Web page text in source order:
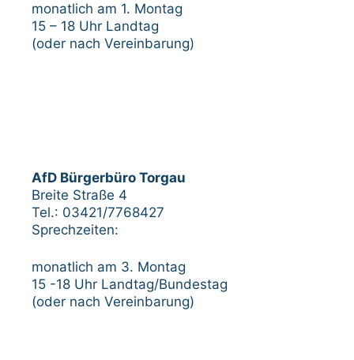
monatlich am 1. Montag
15 – 18 Uhr Landtag
(oder nach Vereinbarung)
AfD Bürgerbüro Torgau
Breite Straße 4
Tel.: 03421/7768427
Sprechzeiten:
monatlich am 3. Montag
15 -18 Uhr Landtag/Bundestag
(oder nach Vereinbarung)